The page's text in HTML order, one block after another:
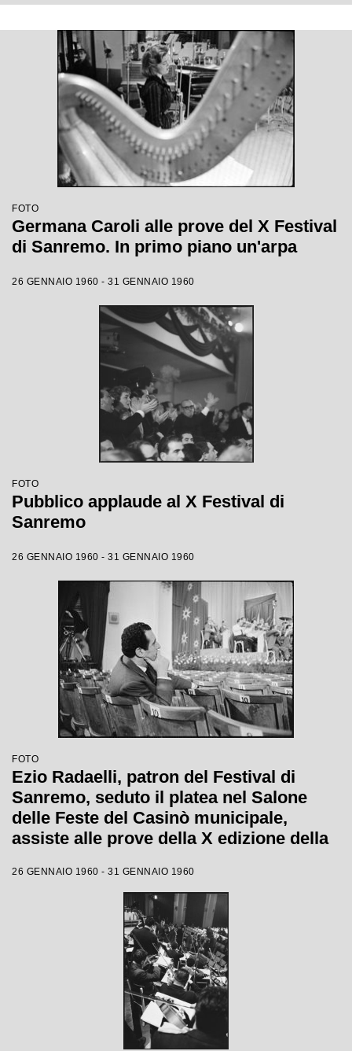
FOTO
Germana Caroli alle prove del X Festival
di Sanremo. In primo piano un'arpa
26 GENNAIO 1960 - 31 GENNAIO 1960
FOTO
Pubblico applaude al X Festival di
Sanremo
26 GENNAIO 1960 - 31 GENNAIO 1960
FOTO
Ezio Radaelli, patron del Festival di
Sanremo, seduto il platea nel Salone
delle Feste del Casinò municipale,
assiste alle prove della X edizione della
26 GENNAIO 1960 - 31 GENNAIO 1960